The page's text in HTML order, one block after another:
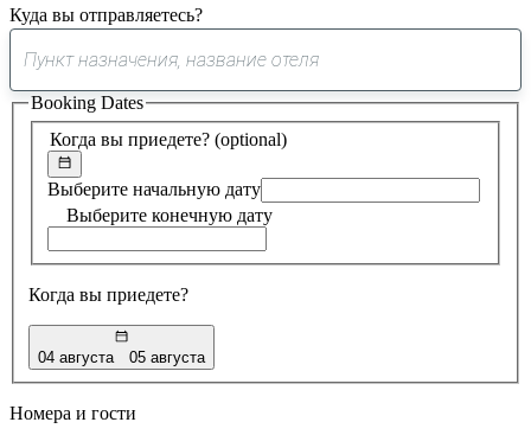
Куда вы отправляетесь?
0
предложение
найдено
Когда вы приедете? (optional)
Выберите начальную дату
Выберите конечную дату
Когда вы приедете?
04 августа 05 августа
Booking Dates
Номера и гости